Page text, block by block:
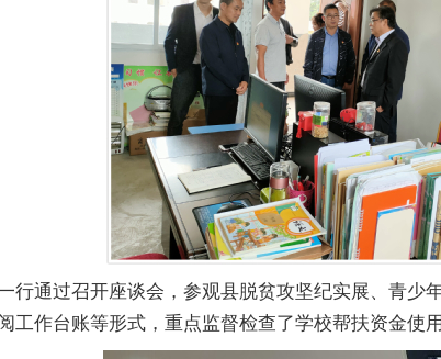
行通过召开座谈会，参观县脱贫攻坚纪实展、青少
工作台账等形式，重点监督检查了学校帮扶资金使